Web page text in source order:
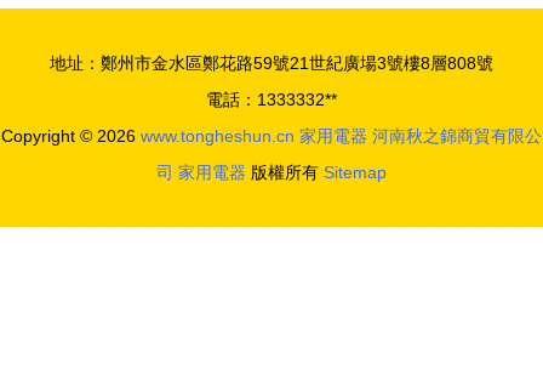
地址：鄭州市金水區鄭花路59號21世紀廣場3號樓8層808號
電話：1333332**
Copyright © 2026 www.tongheshun.cn 家用電器 河南秋之錦商貿有限公
司 家用電器 版權所有 Sitemap